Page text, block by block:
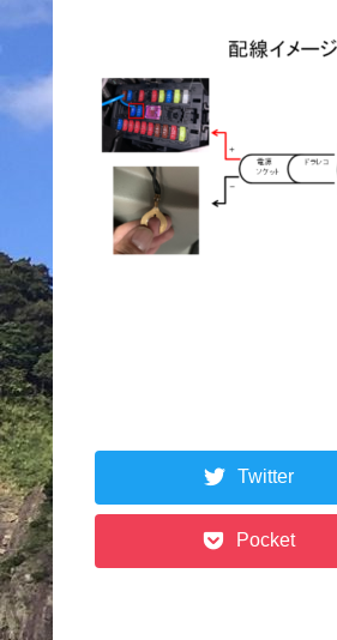
Twitter
Pocket